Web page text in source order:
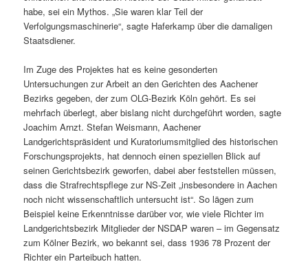
habe, sei ein Mythos. „Sie waren klar Teil der
Verfolgungsmaschinerie“, sagte Haferkamp über die damaligen
Staatsdiener.
Im Zuge des Projektes hat es keine gesonderten
Untersuchungen zur Arbeit an den Gerichten des Aachener
Bezirks gegeben, der zum OLG-Bezirk Köln gehört. Es sei
mehrfach überlegt, aber bislang nicht durchgeführt worden, sagte
Joachim Arnzt. Stefan Weismann, Aachener
Landgerichtspräsident und Kuratoriumsmitglied des historischen
Forschungsprojekts, hat dennoch einen speziellen Blick auf
seinen Gerichtsbezirk geworfen, dabei aber feststellen müssen,
dass die Strafrechtspflege zur NS-Zeit „insbesondere in Aachen
noch nicht wissenschaftlich untersucht ist“. So lägen zum
Beispiel keine Erkenntnisse darüber vor, wie viele Richter im
Landgerichtsbezirk Mitglieder der NSDAP waren – im Gegensatz
zum Kölner Bezirk, wo bekannt sei, dass 1936 78 Prozent der
Richter ein Parteibuch hatten.